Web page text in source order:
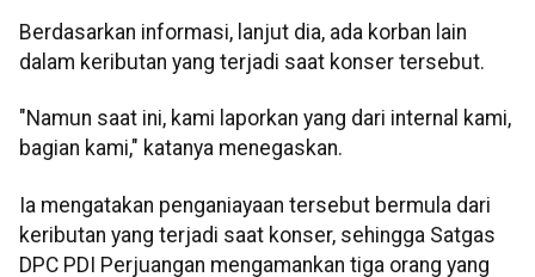
Berdasarkan informasi, lanjut dia, ada korban lain
dalam keributan yang terjadi saat konser tersebut.
"Namun saat ini, kami laporkan yang dari internal kami,
bagian kami," katanya menegaskan.
Ia mengatakan penganiayaan tersebut bermula dari
keributan yang terjadi saat konser, sehingga Satgas
DPC PDI Perjuangan mengamankan tiga orang yang